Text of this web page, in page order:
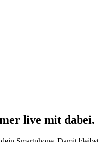
live mit dabei.